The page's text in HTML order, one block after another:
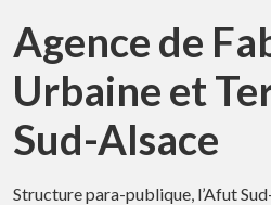
Agence de
Urbaine et
Sud-Alsace
Structure para-publique, l’Afut